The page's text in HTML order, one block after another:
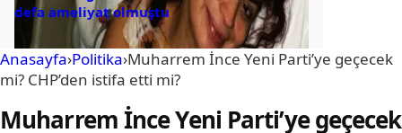
defa ameliyat olmuştu
Anasayfa›Politika›Muharrem İnce Yeni Parti’ye geçecek
mi? CHP’den istifa etti mi?
Muharrem İnce Yeni Parti’ye geçecek